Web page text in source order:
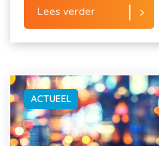
Lees verder
ACTUEEL